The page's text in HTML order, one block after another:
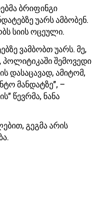
ბრიფინგი
უარს ამბობენ.
სიის ოცეული.
ვამბობთ უარს. მე,
პოლიტიკაში შემოვედი
დასაცავად, ამიტომ,
მანდატზე”, –
წევრმა, ნანა
გეგმა არის